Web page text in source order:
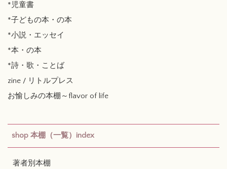
*児童書
*子どもの本・の本
*小説・エッセイ
*本・の本
*詩・歌・ことば
zine / リトルプレス
お愉しみの本棚～flavor of life
shop 本棚（一覧）index
著者別本棚